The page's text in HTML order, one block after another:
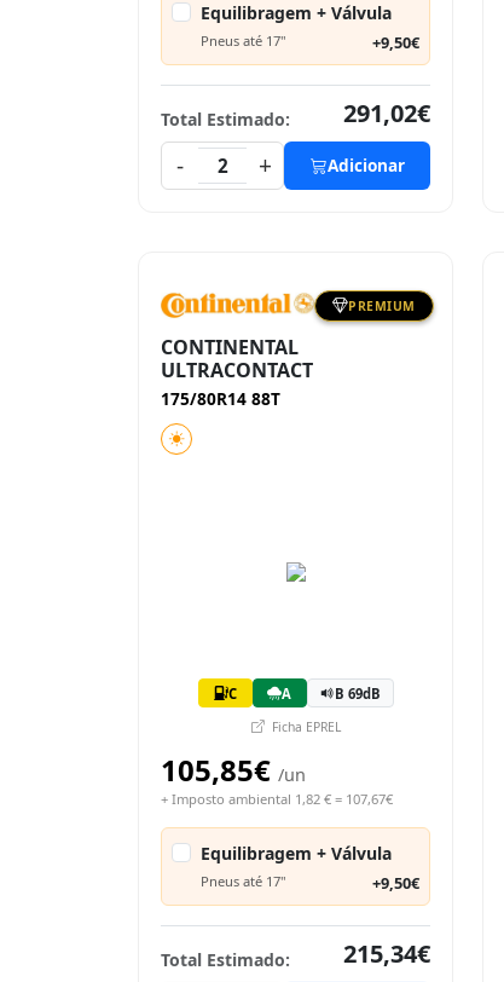
Equilibragem + Válvula
Pneus até 17" +9,50€
Total Estimado:
291,02€
-
2 + Adicionar
PREMIUM
CONTINENTAL
ULTRACONTACT
175/80R14 88T
C A B 69dB
Ficha EPREL
105,85€ /un
+ Imposto ambiental 1,82 € = 107,67€
Equilibragem + Válvula
Pneus até 17" +9,50€
Total Estimado:
215,34€